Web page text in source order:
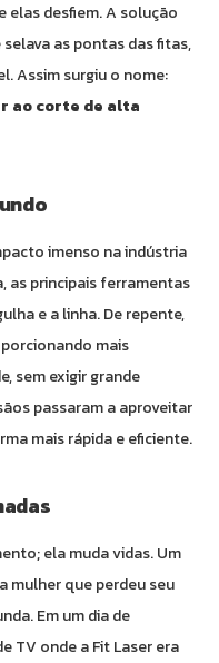
elas desfiem. A solução
as pontas das fitas,
Assim surgiu o nome:
ao corte de alta
imenso na indústria
as principais ferramentas
e a linha. De repente,
mais
sem exigir grande
passaram a aproveitar
mais rápida e eficiente.
ela muda vidas. Um
mulher que perdeu seu
Em um dia de
TV onde a Fit Laser era